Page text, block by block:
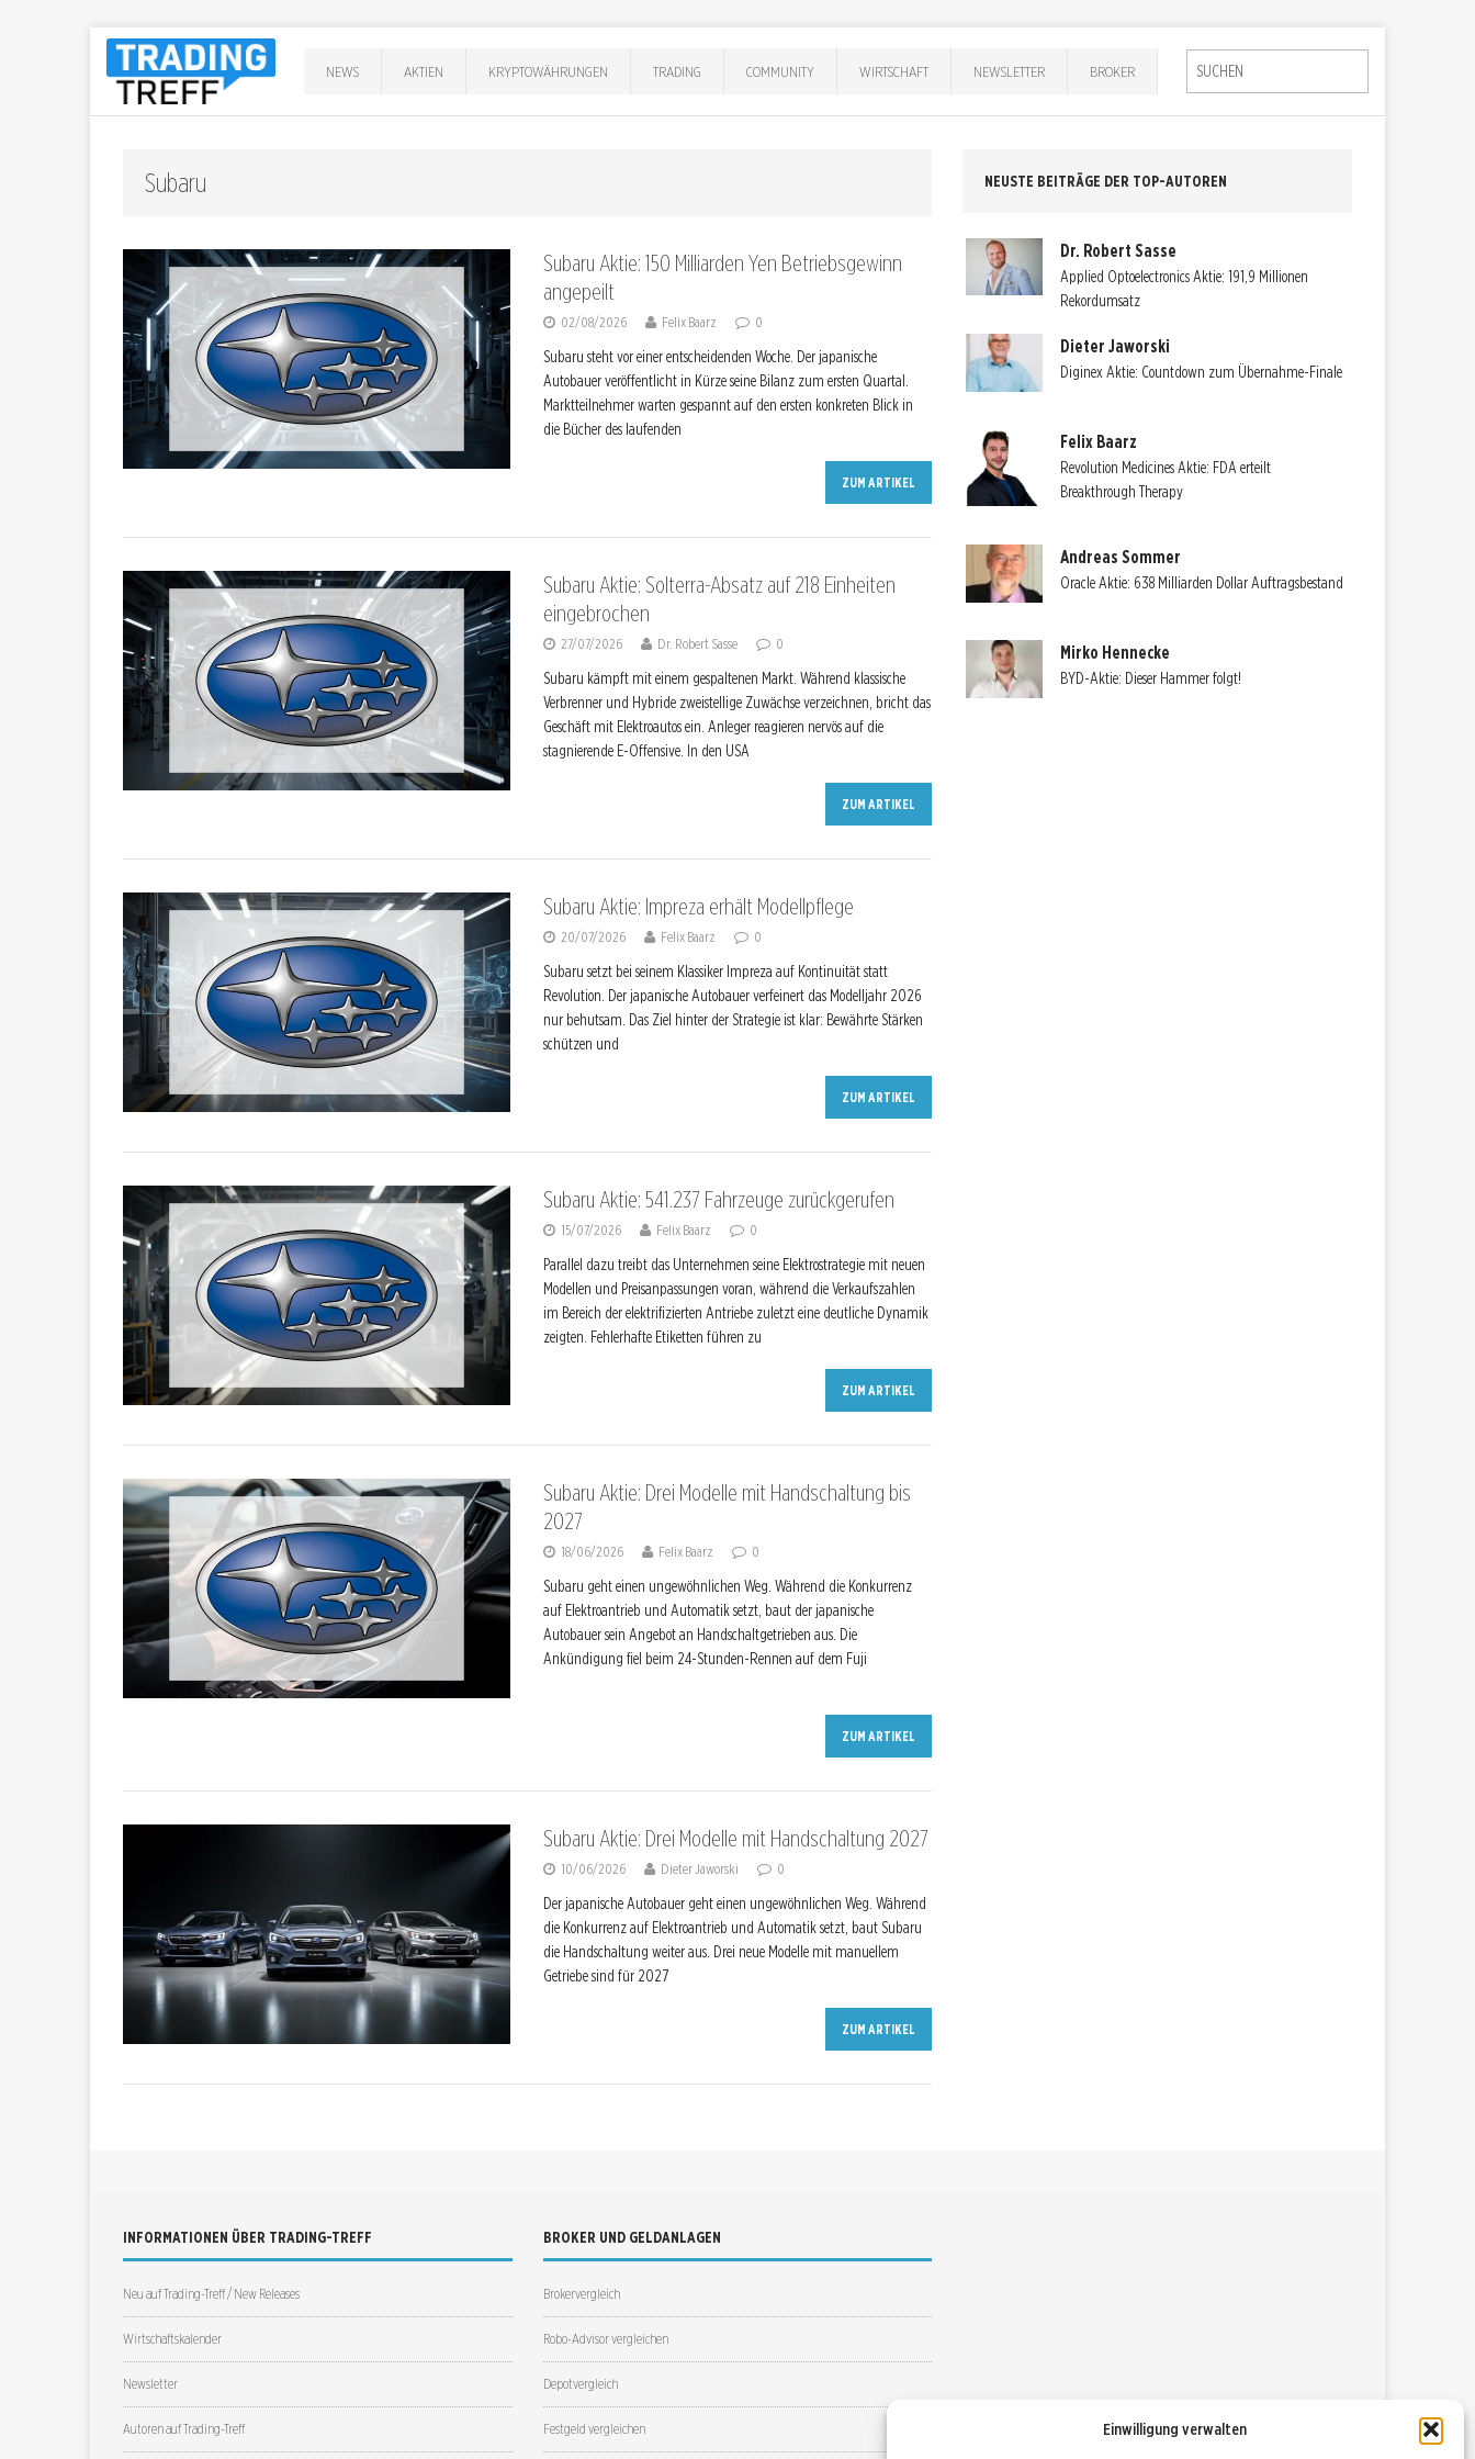
Einwilligung verwalten
NEWS AKTIEN KRYPTOWÄHRUNGEN TRADING COMMUNITY WIRTSCHAFT NEWSLETTER BROKER
Subaru
Subaru Aktie: 150 Milliarden Yen Betriebsgewinn
angepeilt
02/08/2026 Felix Baarz 0
Subaru steht vor einer entscheidenden Woche. Der japanische
Autobauer veröffentlicht in Kürze seine Bilanz zum ersten Quartal.
Marktteilnehmer warten gespannt auf den ersten konkreten Blick in
die Bücher des laufenden
ZUM ARTIKEL
Subaru Aktie: Solterra-Absatz auf 218 Einheiten
eingebrochen
27/07/2026 Dr. Robert Sasse 0
Subaru kämpft mit einem gespaltenen Markt. Während klassische
Verbrenner und Hybride zweistellige Zuwächse verzeichnen, bricht das
Geschäft mit Elektroautos ein. Anleger reagieren nervös auf die
stagnierende E-Offensive. In den USA
ZUM ARTIKEL
Subaru Aktie: Impreza erhält Modellpflege
20/07/2026 Felix Baarz 0
Subaru setzt bei seinem Klassiker Impreza auf Kontinuität statt
Revolution. Der japanische Autobauer verfeinert das Modelljahr 2026
nur behutsam. Das Ziel hinter der Strategie ist klar: Bewährte Stärken
schützen und
ZUM ARTIKEL
Subaru Aktie: 541.237 Fahrzeuge zurückgerufen
15/07/2026 Felix Baarz 0
Parallel dazu treibt das Unternehmen seine Elektrostrategie mit neuen
Modellen und Preisanpassungen voran, während die Verkaufszahlen
im Bereich der elektrifizierten Antriebe zuletzt eine deutliche Dynamik
zeigten. Fehlerhafte Etiketten führen zu
ZUM ARTIKEL
Subaru Aktie: Drei Modelle mit Handschaltung bis
2027
18/06/2026 Felix Baarz 0
Subaru geht einen ungewöhnlichen Weg. Während die Konkurrenz
auf Elektroantrieb und Automatik setzt, baut der japanische
Autobauer sein Angebot an Handschaltgetrieben aus. Die
Ankündigung fiel beim 24-Stunden-Rennen auf dem Fuji
ZUM ARTIKEL
Subaru Aktie: Drei Modelle mit Handschaltung 2027
10/06/2026 Dieter Jaworski 0
Der japanische Autobauer geht einen ungewöhnlichen Weg. Während
die Konkurrenz auf Elektroantrieb und Automatik setzt, baut Subaru
die Handschaltung weiter aus. Drei neue Modelle mit manuellem
Getriebe sind für 2027
ZUM ARTIKEL
NEUSTE BEITRÄGE DER TOP-AUTOREN
Dr. Robert Sasse
Applied Optoelectronics Aktie: 191,9 Millionen
Rekordumsatz
Dieter Jaworski
Diginex Aktie: Countdown zum Übernahme-Finale
Felix Baarz
Revolution Medicines Aktie: FDA erteilt
Breakthrough Therapy
Andreas Sommer
Oracle Aktie: 638 Milliarden Dollar Auftragsbestand
Mirko Hennecke
BYD-Aktie: Dieser Hammer folgt!
INFORMATIONEN ÜBER TRADING-TREFF
Neu auf Trading-Treff / New Releases
Wirtschaftskalender
Newsletter
Autoren auf Trading-Treff
BROKER UND GELDANLAGEN
Brokervergleich
Robo-Advisor vergleichen
Depotvergleich
Festgeld vergleichen